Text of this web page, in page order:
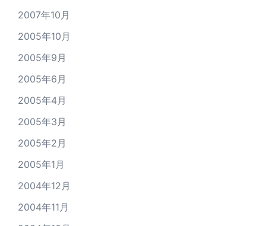
2007年10月
2005年10月
2005年9月
2005年6月
2005年4月
2005年3月
2005年2月
2005年1月
2004年12月
2004年11月